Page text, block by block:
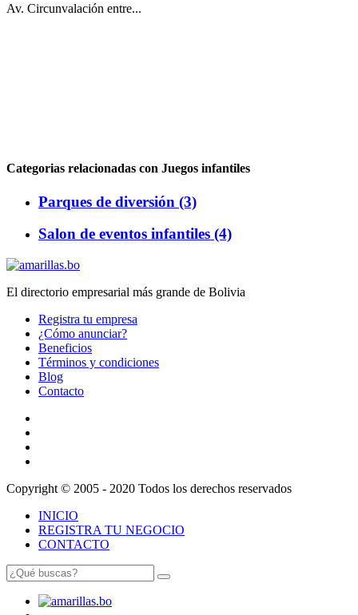
Av. Circunvalación entre...
Categorias relacionadas con Juegos infantiles
Parques de diversión (3)
Salon de eventos infantiles (4)
El directorio empresarial más grande de Bolivia
Registra tu empresa
¿Cómo anunciar?
Beneficios
Términos y condiciones
Blog
Contacto
Copyright © 2005 - 2020 Todos los derechos reservados
INICIO
REGISTRA TU NEGOCIO
CONTACTO